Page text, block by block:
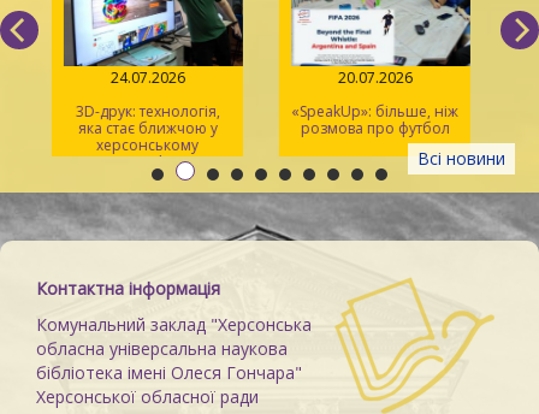
Всі новини
24.07.2026
3D-друк: технологія,
яка стає ближчою у
херсонському
просторі Maker Space
20.07.2026
«SpeakUp»: більше, ніж
розмова про футбол
Контактна інформація
Комунальний заклад "Херсонська
обласна універсальна наукова
бібліотека імені Олеся Гончара"
Херсонської обласної ради